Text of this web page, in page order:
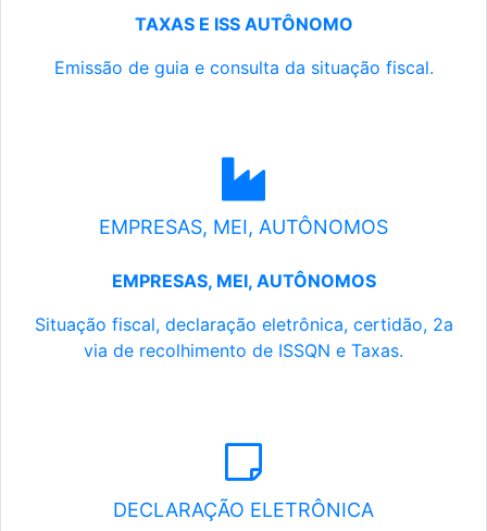
TAXAS E ISS AUTÔNOMO
Emissão de guia e consulta da situação fiscal.
EMPRESAS, MEI, AUTÔNOMOS
EMPRESAS, MEI, AUTÔNOMOS
Situação fiscal, declaração eletrônica, certidão, 2a
via de recolhimento de ISSQN e Taxas.
DECLARAÇÃO ELETRÔNICA